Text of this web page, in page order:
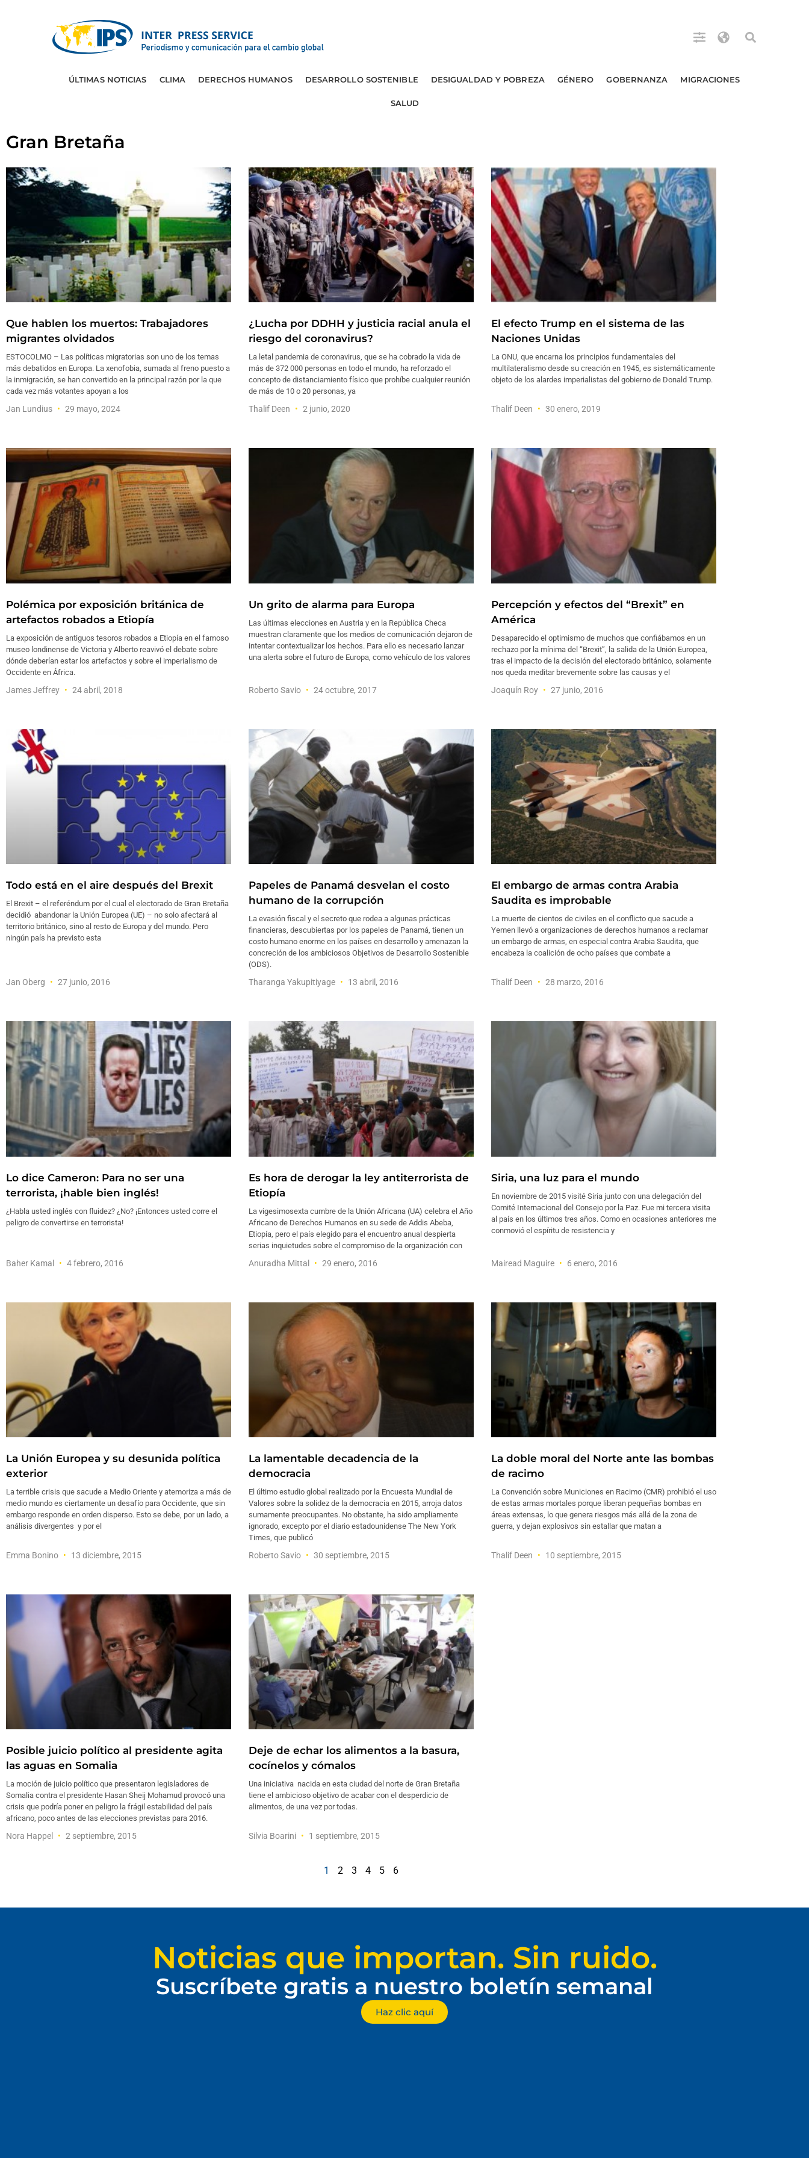
ÚLTIMAS NOTICIAS CLIMA DERECHOS HUMANOS DESARROLLO SOSTENIBLE DESIGUALDAD Y POBREZA GÉNERO GOBERNANZA MIGRACIONES
SALUD
Gran Bretaña
Que hablen los muertos: Trabajadores
migrantes olvidados
ESTOCOLMO – Las políticas migratorias son uno de los temas
más debatidos en Europa. La xenofobia, sumada al freno puesto a
la inmigración, se han convertido en la principal razón por la que
cada vez más votantes apoyan a los
Jan Lundius 29 mayo, 2024
¿Lucha por DDHH y justicia racial anula el
riesgo del coronavirus?
La letal pandemia de coronavirus, que se ha cobrado la vida de
más de 372 000 personas en todo el mundo, ha reforzado el
concepto de distanciamiento físico que prohíbe cualquier reunión
de más de 10 o 20 personas, ya
Thalif Deen 2 junio, 2020
El efecto Trump en el sistema de las
Naciones Unidas
La ONU, que encarna los principios fundamentales del
multilateralismo desde su creación en 1945, es sistemáticamente
objeto de los alardes imperialistas del gobierno de Donald Trump.
Thalif Deen 30 enero, 2019
Polémica por exposición británica de
artefactos robados a Etiopía
La exposición de antiguos tesoros robados a Etiopía en el famoso
museo londinense de Victoria y Alberto reavivó el debate sobre
dónde deberían estar los artefactos y sobre el imperialismo de
Occidente en África.
James Jeffrey 24 abril, 2018
Un grito de alarma para Europa
Las últimas elecciones en Austria y en la República Checa
muestran claramente que los medios de comunicación dejaron de
intentar contextualizar los hechos. Para ello es necesario lanzar
una alerta sobre el futuro de Europa, como vehículo de los valores
Roberto Savio 24 octubre, 2017
Percepción y efectos del “Brexit” en
América
Desaparecido el optimismo de muchos que confiábamos en un
rechazo por la mínima del “Brexit”, la salida de la Unión Europea,
tras el impacto de la decisión del electorado británico, solamente
nos queda meditar brevemente sobre las causas y el
Joaquín Roy 27 junio, 2016
Todo está en el aire después del Brexit
El Brexit – el referéndum por el cual el electorado de Gran Bretaña
decidió abandonar la Unión Europea (UE) – no solo afectará al
territorio británico, sino al resto de Europa y del mundo. Pero
ningún país ha previsto esta
Jan Oberg 27 junio, 2016
Papeles de Panamá desvelan el costo
humano de la corrupción
La evasión fiscal y el secreto que rodea a algunas prácticas
financieras, descubiertas por los papeles de Panamá, tienen un
costo humano enorme en los países en desarrollo y amenazan la
concreción de los ambiciosos Objetivos de Desarrollo Sostenible
(ODS).
Tharanga Yakupitiyage 13 abril, 2016
El embargo de armas contra Arabia
Saudita es improbable
La muerte de cientos de civiles en el conflicto que sacude a
Yemen llevó a organizaciones de derechos humanos a reclamar
un embargo de armas, en especial contra Arabia Saudita, que
encabeza la coalición de ocho países que combate a
Thalif Deen 28 marzo, 2016
Lo dice Cameron: Para no ser una
terrorista, ¡hable bien inglés!
¿Habla usted inglés con fluidez? ¿No? ¡Entonces usted corre el
peligro de convertirse en terrorista!
Baher Kamal 4 febrero, 2016
Es hora de derogar la ley antiterrorista de
Etiopía
La vigesimosexta cumbre de la Unión Africana (UA) celebra el Año
Africano de Derechos Humanos en su sede de Addis Abeba,
Etiopía, pero el país elegido para el encuentro anual despierta
serias inquietudes sobre el compromiso de la organización con
Anuradha Mittal 29 enero, 2016
Siria, una luz para el mundo
En noviembre de 2015 visité Siria junto con una delegación del
Comité Internacional del Consejo por la Paz. Fue mi tercera visita
al país en los últimos tres años. Como en ocasiones anteriores me
conmovió el espíritu de resistencia y
Mairead Maguire 6 enero, 2016
La Unión Europea y su desunida política
exterior
La terrible crisis que sacude a Medio Oriente y atemoriza a más de
medio mundo es ciertamente un desafío para Occidente, que sin
embargo responde en orden disperso. Esto se debe, por un lado, a
análisis divergentes y por el
Emma Bonino 13 diciembre, 2015
La lamentable decadencia de la
democracia
El último estudio global realizado por la Encuesta Mundial de
Valores sobre la solidez de la democracia en 2015, arroja datos
sumamente preocupantes. No obstante, ha sido ampliamente
ignorado, excepto por el diario estadounidense The New York
Times, que publicó
Roberto Savio 30 septiembre, 2015
La doble moral del Norte ante las bombas
de racimo
La Convención sobre Municiones en Racimo (CMR) prohibió el uso
de estas armas mortales porque liberan pequeñas bombas en
áreas extensas, lo que genera riesgos más allá de la zona de
guerra, y dejan explosivos sin estallar que matan a
Thalif Deen 10 septiembre, 2015
Posible juicio político al presidente agita
las aguas en Somalia
La moción de juicio político que presentaron legisladores de
Somalia contra el presidente Hasan Sheij Mohamud provocó una
crisis que podría poner en peligro la frágil estabilidad del país
africano, poco antes de las elecciones previstas para 2016.
Nora Happel 2 septiembre, 2015
Deje de echar los alimentos a la basura,
cocínelos y cómalos
Una iniciativa nacida en esta ciudad del norte de Gran Bretaña
tiene el ambicioso objetivo de acabar con el desperdicio de
alimentos, de una vez por todas.
Silvia Boarini 1 septiembre, 2015
1 2 3 4 5 6
Noticias que importan. Sin ruido.
Suscríbete gratis a nuestro boletín semanal
Haz clic aquí